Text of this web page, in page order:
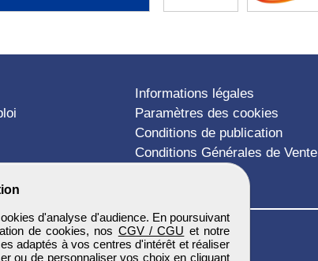
d'analyse d'audience. En poursuivant
de cookies, nos CGV / CGU et notre
adaptés à vos centres d'intérêt et réaliser
ou de personnaliser vos choix en cliquant
Informations légales
Paramètres des cookies
Conditions de publication
Conditions Générales de Vente